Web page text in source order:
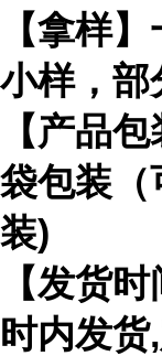
【拿样
小样，部
【产品
袋包装（
装)
【发货
时内发